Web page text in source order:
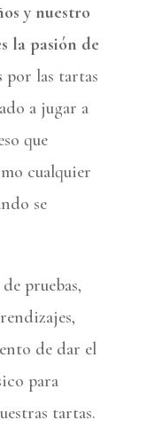
y nuestro
la pasión de
por las tartas
a jugar a
que
cualquier
se
pruebas,
de dar el
para
tartas.